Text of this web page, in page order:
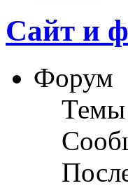
Сайт и
Форум
Темы